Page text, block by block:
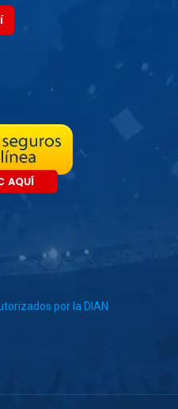
por la DIAN